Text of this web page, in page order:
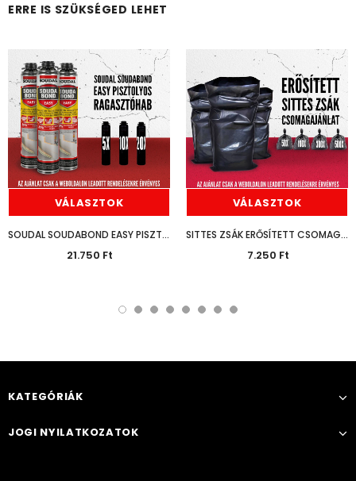
ERRE IS SZÜKSÉGED LEHET
VÁLASZTOK
SOUDAL SOUDABOND EASY PISZTOLYOS 750ML CSOMAGAJÁNLAT
21.750 Ft
VÁLASZTOK
SITTES ZSÁK ERŐSÍTETT CSOMAGAJÁNLAT
7.250 Ft
KATEGÓRIÁK
JOGI NYILATKOZATOK